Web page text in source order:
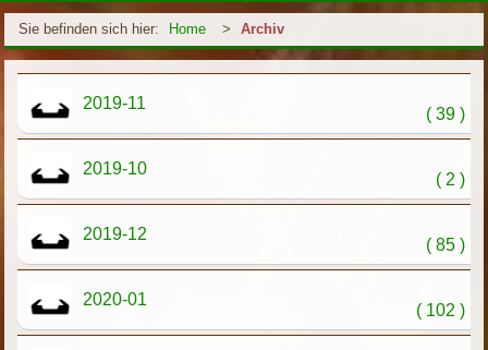
Sie befinden sich hier: Home > Archiv
2019-11
( 39 )
2019-10
( 2 )
2019-12
( 85 )
2020-01
( 102 )